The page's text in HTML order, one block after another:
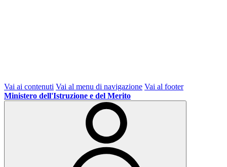
Vai ai contenuti Vai al menu di navigazione Vai al footer
Ministero dell'Istruzione e del Merito